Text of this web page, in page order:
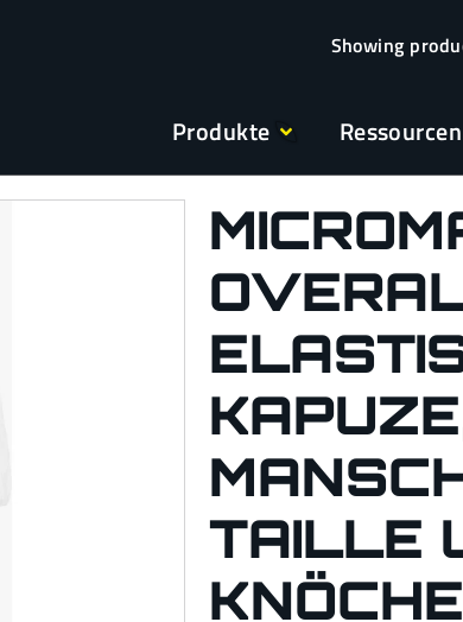
Produkte Ressourcen
TAILLE